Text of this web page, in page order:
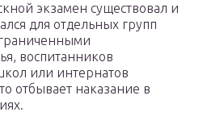
экзамен существовал и
для отдельных групп
воспитанников
или интернатов
отбывает наказание в